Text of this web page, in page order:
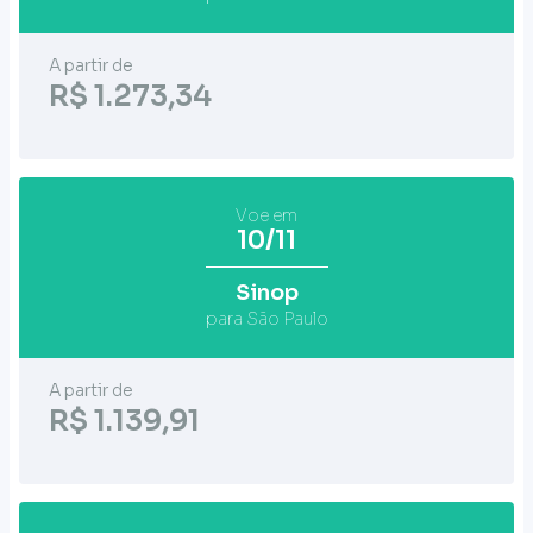
A partir de
R$ 1.273,34
Voe em
10/11
Sinop
para São Paulo
A partir de
R$ 1.139,91